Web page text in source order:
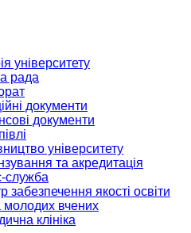
університету
рада
документи
документи
університету
та акредитація
служба
забезпечення якості освіти
молодих вчених
клініка